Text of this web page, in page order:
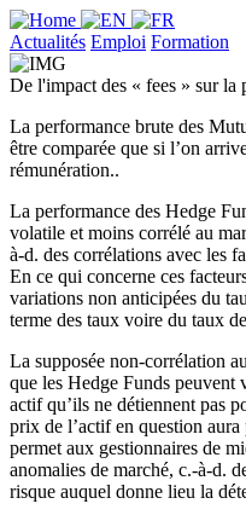
Actualités Emploi Formation
De l'impact des « fees » sur la
La performance brute des
être comparée que si l’on
rémunération..
La performance des Hedge
volatile et moins corrélé au
à-d. des corrélations avec les
En ce qui concerne ces
variations non anticipées du
terme des taux voire du taux
La supposée non-corrélation
que les Hedge Funds peuvent
actif qu’ils ne détiennent pas
prix de l’actif en question
permet aux gestionnaires de
anomalies de marché, c.-à-d.
risque auquel donne lieu la